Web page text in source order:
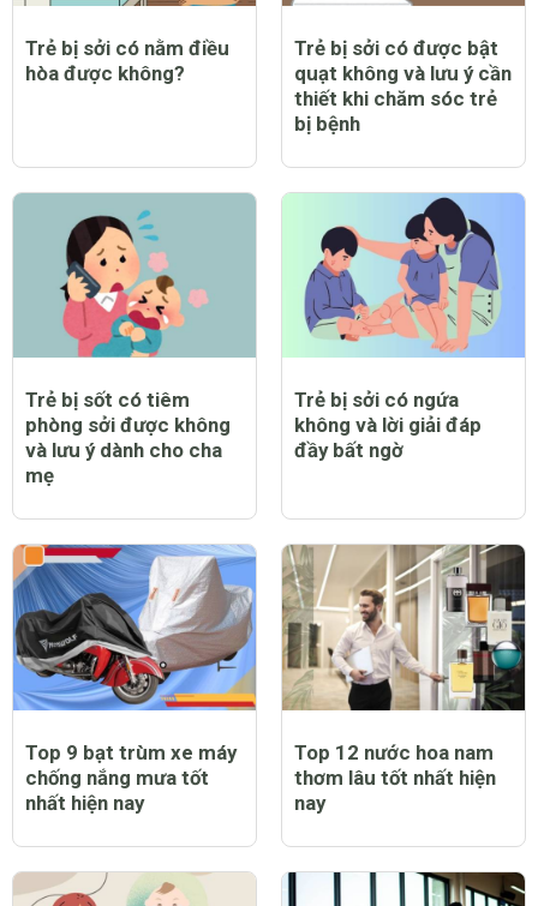
Trẻ bị sởi có nằm điều
hòa được không?
Trẻ bị sởi có được bật
quạt không và lưu ý cần
thiết khi chăm sóc trẻ
bị bệnh
Trẻ bị sốt có tiêm
phòng sởi được không
và lưu ý dành cho cha
mẹ
Trẻ bị sởi có ngứa
không và lời giải đáp
đầy bất ngờ
Top 9 bạt trùm xe máy
chống nắng mưa tốt
nhất hiện nay
Top 12 nước hoa nam
thơm lâu tốt nhất hiện
nay